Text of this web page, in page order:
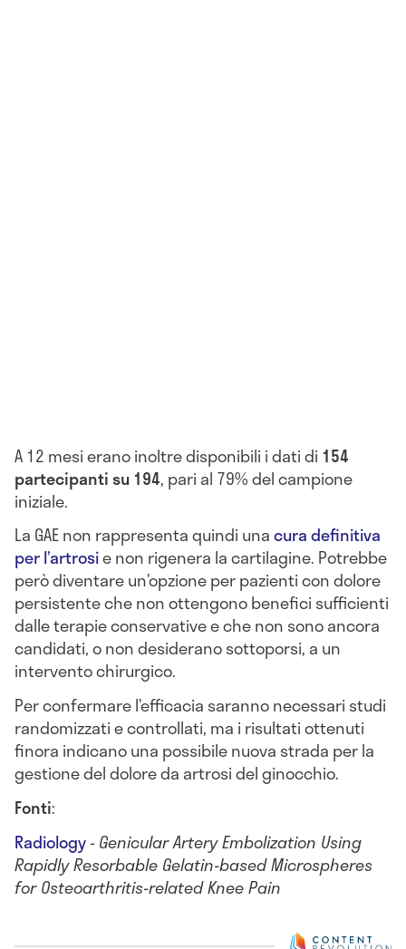
A 12 mesi erano inoltre disponibili i dati di 154
partecipanti su 194, pari al 79% del campione
iniziale.
La GAE non rappresenta quindi unacura definitiva
per l’artrosie non rigenera la cartilagine. Potrebbe
però diventare un’opzione per pazienti con dolore
persistente che non ottengono benefici sufficienti
dalle terapie conservative e che non sono ancora
candidati, o non desiderano sottoporsi, a un
intervento chirurgico.
Per confermare l’efficacia saranno necessari studi
randomizzati e controllati, ma i risultati ottenuti
finora indicano una possibile nuova strada per la
gestione del dolore da artrosi del ginocchio.
Fonti:
Radiology-Genicular Artery Embolization Using
Rapidly Resorbable Gelatin-based Microspheres
for Osteoarthritis-related Knee Pain